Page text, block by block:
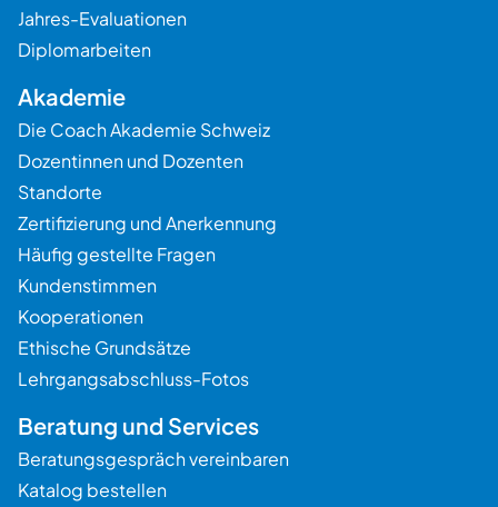
Jahres-Evaluationen
Diplomarbeiten
Akademie
Die Coach Akademie Schweiz
Dozentinnen und Dozenten
Standorte
Zertifizierung und Anerkennung
Häufig gestellte Fragen
Kundenstimmen
Kooperationen
Ethische Grundsätze
Lehrgangsabschluss-Fotos
Beratung und Services
Beratungsgespräch vereinbaren
Katalog bestellen